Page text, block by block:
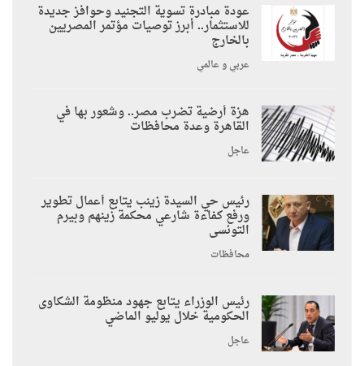
عودة مبادرة تسوية التجنيد وحوافز جديدة
للاستثمار.. أبرز توصيات مؤتمر المصريين
بالخارج
عربي و عالمي
هزة أرضية تضرب مصر.. وشعور بها في
القاهرة وعدة محافظات
عاجل
رئيس حي السيدة زينب يتابع أعمال تطوير
ورفع كفاءة شارعي محكمة زينهم وبيرم
التونسى
محافظات
رئيس الوزراء يتابع جهود منظومة الشكاوى
الحكومية خلال يوليو الماضي
عاجل